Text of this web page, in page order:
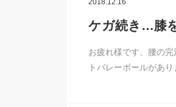
2018.12.16
ケガ続き…膝
お疲れ様です、腰の
トバレーボールがあ